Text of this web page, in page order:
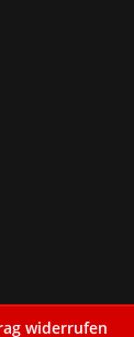
widerrufen